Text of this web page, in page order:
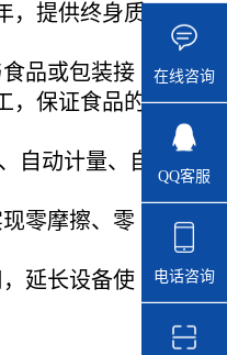
，提供终身质
品或包装接
，保证食品的
自动计量、自
零摩擦、零
延长设备使
在线咨询
QQ客服
电话咨询